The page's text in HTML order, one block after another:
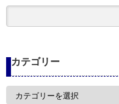
カテゴリー
カ